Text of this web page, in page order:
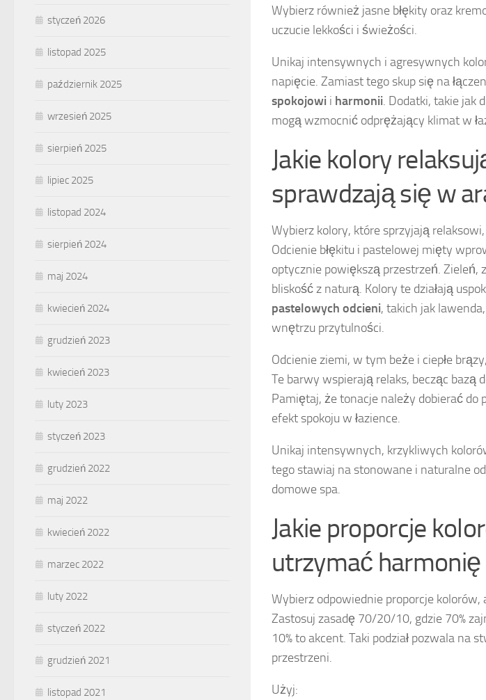
Wybierz również jasne błękity oraz
uczucie lekkości i świeżości.
Unikaj intensywnych i agresywnych
napięcie. Zamiast tego skup się na
spokojowi i harmonii. Dodatki, takie jak
mogą wzmocnić odprężający klimat w
Jakie kolory
sprawdzają się w
Wybierz kolory, które sprzyjają
Odcienie błękitu i pastelowej mięty
optycznie powiększą przestrzeń. Zieleń,
bliskość z naturą. Kolory te działają
pastelowych odcieni, takich jak
wnętrzu przytulności.
Odcienie ziemi, w tym beże i ciepłe
Te barwy wspierają relaks, becząc bazą
Pamiętaj, że tonacje należy dobierać do
efekt spokoju w łazience.
Unikaj intensywnych, krzykliwych
tego stawiaj na stonowane i naturalne
domowe spa.
Jakie proporcje
utrzymać harmonię
Wybierz odpowiednie proporcje kolorów,
Zastosuj zasadę 70/20/10, gdzie 70%
10% to akcent. Taki podział pozwala na
przestrzeni.
Użyj:
styczeń 2026
listopad 2025
październik 2025
wrzesień 2025
sierpień 2025
lipiec 2025
listopad 2024
sierpień 2024
maj 2024
kwiecień 2024
grudzień 2023
kwiecień 2023
luty 2023
styczeń 2023
grudzień 2022
maj 2022
kwiecień 2022
marzec 2022
luty 2022
styczeń 2022
grudzień 2021
listopad 2021